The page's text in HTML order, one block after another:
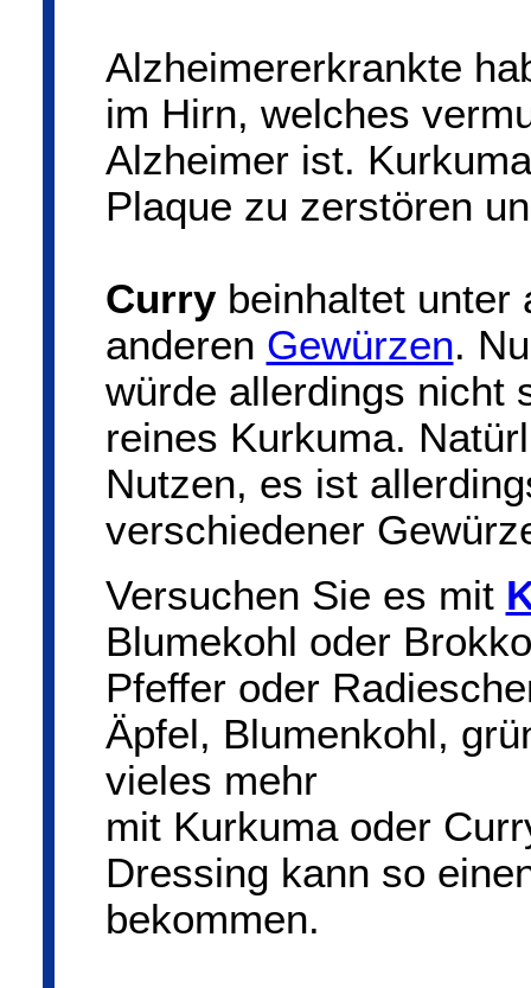
Alzheimererkrankte
im Hirn, welches
Alzheimer ist.
Plaque zu zerstören
Currybeinhaltet unter
anderen Gewürzen.
würde allerdings nicht
reines Kurkuma.
Nutzen, es ist
verschiedener
Versuchen Sie es mit
Blumekohl oder
Pfeffer oder
Äpfel, Blumenkohl,
vieles mehr
mit Kurkuma oder
Dressing kann so
bekommen.